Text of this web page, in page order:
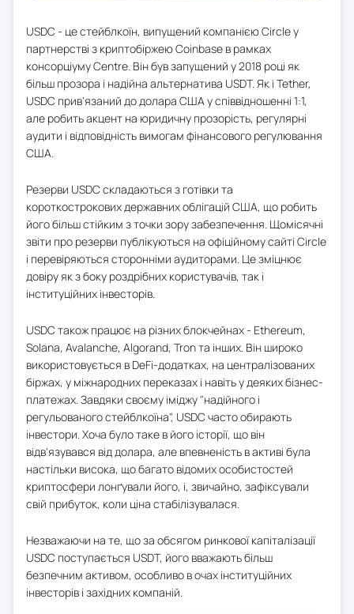
USDC - це стейблкоїн, випущений компанією Circle у
партнерстві з криптобіржею Coinbase в рамках
консорціуму Centre. Він був запущений у 2018 році як
більш прозора і надійна альтернатива USDT. Як і Tether,
USDC прив'язаний до долара США у співвідношенні 1:1,
але робить акцент на юридичну прозорість, регулярні
аудити і відповідність вимогам фінансового регулювання
США.
Резерви USDC складаються з готівки та
короткострокових державних облігацій США, що робить
його більш стійким з точки зору забезпечення. Щомісячні
звіти про резерви публікуються на офіційному сайті Circle
і перевіряються сторонніми аудиторами. Це зміцнює
довіру як з боку роздрібних користувачів, так і
інституційних інвесторів.
USDC також працює на різних блокчейнах - Ethereum,
Solana, Avalanche, Algorand, Tron та інших. Він широко
використовується в DeFi-додатках, на централізованих
біржах, у міжнародних переказах і навіть у деяких бізнес-
платежах. Завдяки своєму іміджу "надійного і
регульованого стейблкоїна", USDC часто обирають
інвестори. Хоча було таке в його історії, що він
відв'язувався від долара, але впевненість в активі була
настільки висока, що багато відомих особистостей
криптосфери лонґували його, і, звичайно, зафіксували
свій прибуток, коли ціна стабілізувалася.
Незважаючи на те, що за обсягом ринкової капіталізації
USDC поступається USDT, його вважають більш
безпечним активом, особливо в очах інституційних
інвесторів і західних компаній.